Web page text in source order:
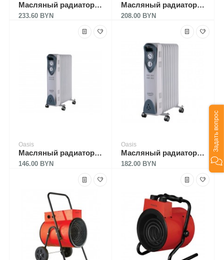
Масляный радиатор Oasis US-10
233.60 BYN
Масляный радиатор Oasis US-25
208.00 BYN
Oasis
Масляный радиатор Oasis UT-10
146.00 BYN
Oasis
Масляный радиатор Oasis UT-20
182.00 BYN
Задать вопрос